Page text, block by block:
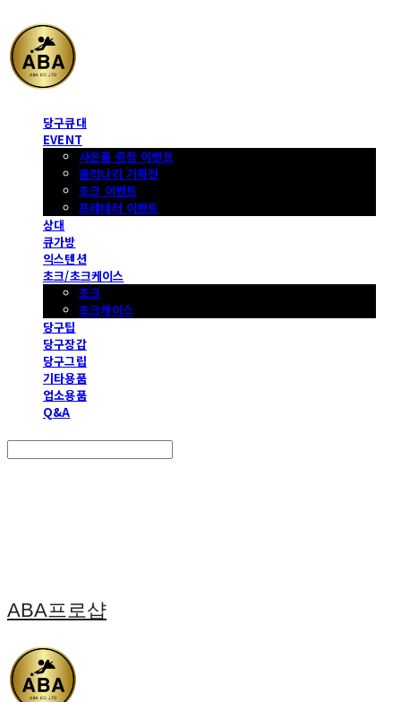
당구큐대
EVENT
사은품 증정 이벤트
몰리나리 기획전
초크 이벤트
프레데터 이벤트
상대
큐가방
익스텐션
초크/초크케이스
초크
초크케이스
당구팁
당구장갑
당구그립
기타용품
업소용품
Q&A
ABA프로샵